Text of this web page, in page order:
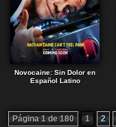
Novocaine: Sin Dolor en
Español Latino
Página 1 de 180 1 2